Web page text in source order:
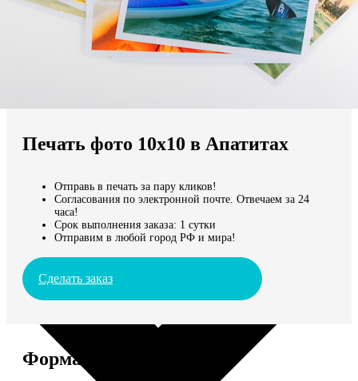
Мы доставляем по всему миру
Продолжить без города
Печать фото 10х10 в Апатитах
Отправь в печать за пару кликов!
Согласования по электронной почте. Отвечаем за 24
часа!
Срок выполнения заказа: 1 сутки
Отправим в любой город РФ и мира!
Сделать заказ
Форматы и цены